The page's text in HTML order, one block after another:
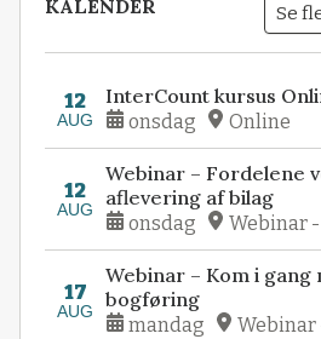
KALENDER Se
12
AUG
InterCount kursus
onsdag Online
12
AUG
Webinar – Fordelene
aflevering af bilag
onsdag Webinar -
17
AUG
Webinar – Kom i gang
bogføring
mandag Webinar